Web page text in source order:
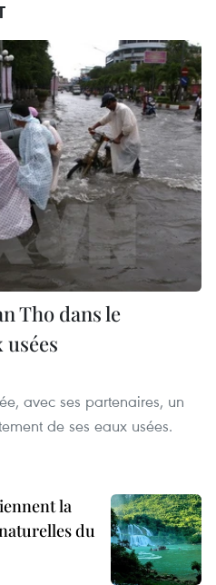
Tho dans le
avec ses partenaires, un
de ses eaux usées.
la
du